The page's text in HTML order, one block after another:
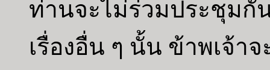
ท่านจะไม่ร่วมประชุ
เรื่องอื่น ๆ นั้น ข้าพเจ้า